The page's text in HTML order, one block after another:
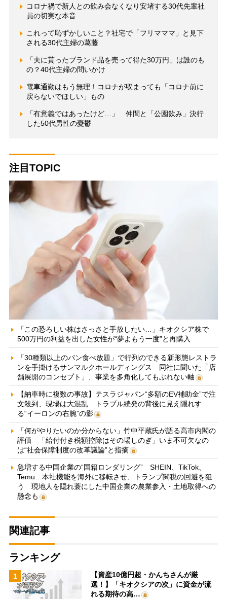
コロナ禍で新人との飲み会なくなり安堵する30代先輩社
員の切実な本音
これって恥ずかしいこと？社宅で「フリマママ」と見下
される30代主婦の葛藤
「夫に貰ったブランド品を売って得た30万円」は誰のも
の？40代主婦の問いかけ
電車通勤はもう無理！コロナが収まっても「コロナ前に
戻らないでほしい」もの
「有意義ではあったけど…」 仲間と「公園飲み」決行
した50代男性の憂鬱
注目TOPIC
「この恐ろしい株はさっさと手放したい…」キオクシア株で
500万円の利益を出した女性が“夢よもう一度”と再購入
「30種類以上のパン食べ放題」で行列のできる新形態レストラ
ンを手掛けるサンマルクホールディングス 同社に聞いた「店
舗展開のコンセプト」、事業を多角化してもぶれない軸
【納車時に複数の事故】テスラジャパン“多額のEV補助金”で注
文殺到、現場は大混乱 トラブル続発の背後に見え隠れす
る“イーロンの右腕”の影
「何がやりたいのか分からない」竹中平蔵氏が語る高市内閣の
評価 「給付付き税額控除はその場しのぎ」いま不可欠なの
は“社会保障制度の改革議論”と指摘
急増する中国企業の“国籍ロンダリング” SHEIN、TikTok、
Temu…本社機能を海外に移転させ、トランプ関税の回避を狙
う 現地人を隠れ蓑にした中国企業の農業参入・土地取得への
懸念も
関連記事
ランキング
1
【資産10億円超・かんちさんが厳
選！】「キオクシアの次」に資金が流
れる期待の高…